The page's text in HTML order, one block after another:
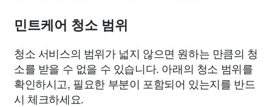
민트케어 청소 범위
청소 서비스의 범위가 넓지 않으면 원하는 만큼의 청
소를 받을 수 없을 수 있습니다. 아래의 청소 범위를
확인하시고, 필요한 부분이 포함되어 있는지를 반드
시 체크하세요.